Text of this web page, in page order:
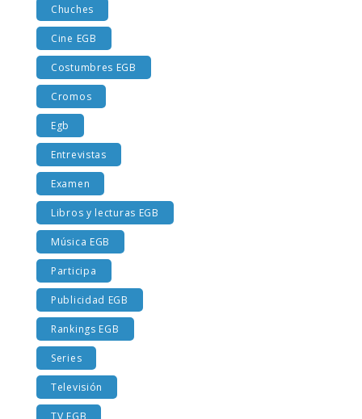
Chuches
Cine EGB
Costumbres EGB
Cromos
Egb
Entrevistas
Examen
Libros y lecturas EGB
Música EGB
Participa
Publicidad EGB
Rankings EGB
Series
Televisión